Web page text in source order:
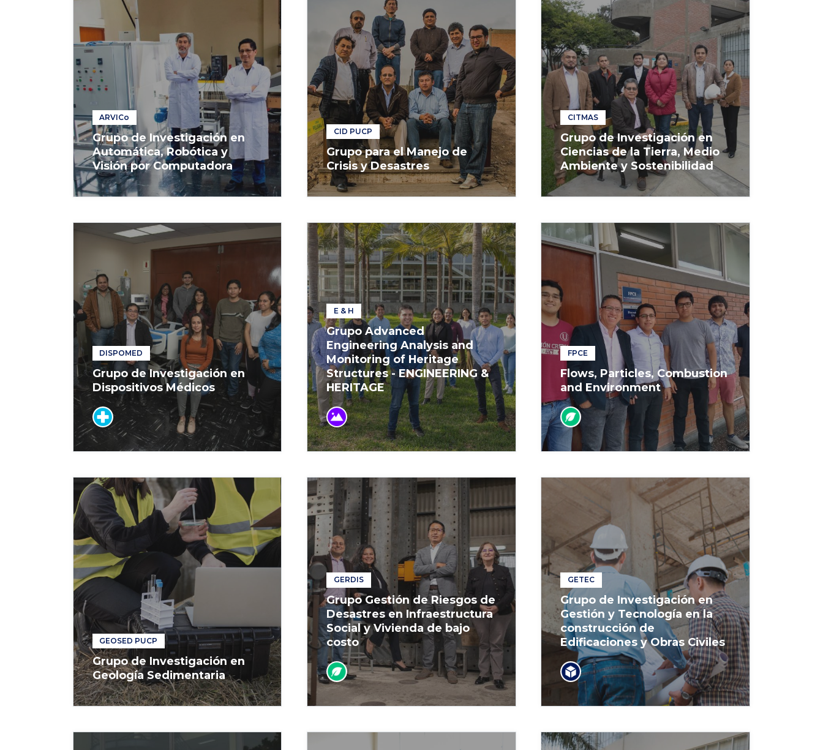
ARVICo
Grupo de Investigación en
Automática, Robótica y
Visión por Computadora
CID PUCP
Grupo para el Manejo de
Crisis y Desastres
CITMAS
Grupo de Investigación en
Ciencias de la Tierra, Medio
Ambiente y Sostenibilidad
DISPOMED
Grupo de Investigación en
Dispositivos Médicos
E & H
Grupo Advanced
Engineering Analysis and
Monitoring of Heritage
Structures - ENGINEERING &
HERITAGE
FPCE
Flows, Particles, Combustion
and Environment
GEOSED PUCP
Grupo de Investigación en
Geología Sedimentaria
GERDIS
Grupo Gestión de Riesgos de
Desastres en Infraestructura
Social y Vivienda de bajo
costo
GETEC
Grupo de Investigación en
Gestión y Tecnología en la
construcción de
Edificaciones y Obras Civiles